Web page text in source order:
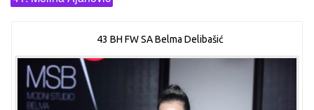
43 BH FW SA Belma Delibašić